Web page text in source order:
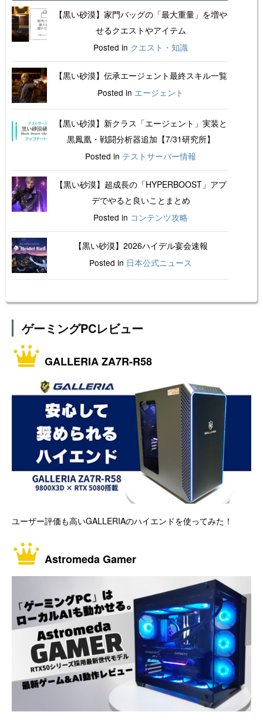
【黒い砂漠】家門バッグの「最大重量」を増や
せるクエストやアイテム
Posted in クエスト・知識
【黒い砂漠】伝承エージェント最終スキル一覧
Posted in エージェント
【黒い砂漠】新クラス「エージェント」実装と
黒鳳凰・戦闘分析器追加【7/31研究所】
Posted in テストサーバー情報
【黒い砂漠】超成長の「HYPERBOOST」アプ
デでやると良いことまとめ
Posted in コンテンツ攻略
【黒い砂漠】2026ハイデル宴会速報
Posted in 日本公式ニュース
ゲーミングPCレビュー
GALLERIA ZA7R-R58
ユーザー評価も高いGALLERIAのハイエンドを使ってみた！
Astromeda Gamer